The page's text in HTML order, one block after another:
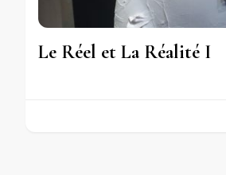
Le Réel et La Réalité I